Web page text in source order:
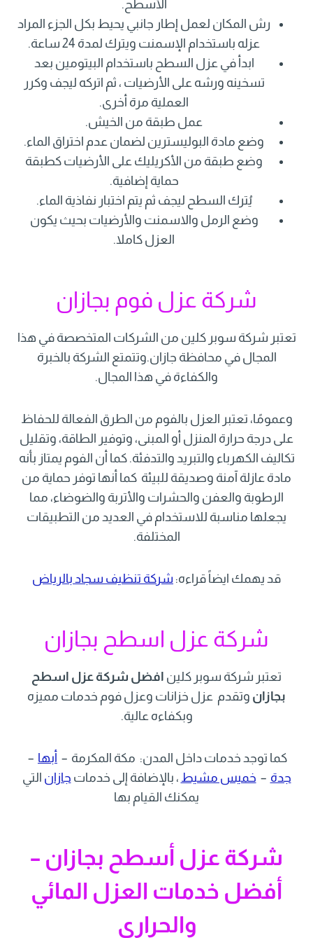
الأسطح.
رش المكان لعمل إطار جانبي يحيط بكل الجزء المراد
عزله باستخدام الإسمنت ويترك لمدة 24 ساعة.
ابدأ في عزل السطح باستخدام البيتومين بعد
تسخينه ورشه على الأرضيات ، ثم اتركه ليجف وكرر
العملية مرة أخرى.
عمل طبقة من الخيش.
وضع مادة البوليسترين لضمان عدم اختراق الماء.
وضع طبقة من الأكريليك على الأرضيات كطبقة
حماية إضافية.
يُترك السطح ليجف ثم يتم اختبار نفاذية الماء.
وضع الرمل والاسمنت والأرضيات بحيث يكون
العزل كاملا.
شركة عزل فوم بجازان
تعتبر شركة سوبر كلين من الشركات المتخصصة في هذا
المجال في محافظة جازان.وتتمتع الشركة بالخبرة
والكفاءة في هذا المجال.
وعمومًا، تعتبر العزل بالفوم من الطرق الفعالة للحفاظ
على درجة حرارة المنزل أو المبنى، وتوفير الطاقة، وتقليل
تكاليف الكهرباء والتبريد والتدفئة. كما أن الفوم يمتاز بأنه
مادة عازلة آمنة وصديقة للبيئة كما أنها توفر حماية من
الرطوبة والعفن والحشرات والأتربة والضوضاء، مما
يجعلها مناسبة للاستخدام في العديد من التطبيقات
المختلفة.
قد يهمك ايضاً قراءه: شركة تنظيف سجاد بالرياض
شركة عزل اسطح بجازان
تعتبر شركة سوبر كلين افضل شركة عزل اسطح
بجازان وتقدم عزل خزانات وعزل فوم خدمات مميزه
وبكفاءه عالية.
كما توجد خدمات داخل المدن: مكة المكرمة – أبها –
جدة – خميس مشيط ، بالإضافة إلى خدمات جازان التي
يمكنك القيام بها
شركة عزل أسطح بجازان –
أفضل خدمات العزل المائي
والحراري